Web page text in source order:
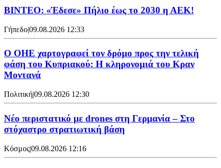
ΒΙΝΤΕΟ: «Έδεσε» Πήλιο έως το 2030 η ΑΕΚ!
Γήπεδο|09.08.2026 12:33
Ο ΟΗΕ χαρτογραφεί τον δρόμο προς την τελική
φάση του Κυπριακού: Η κληρονομιά του Κραν
Μοντανά
Πολιτική|09.08.2026 12:30
Νέο περιστατικό με drones στη Γερμανία – Στο
στόχαστρο στρατιωτική βάση
Κόσμος|09.08.2026 12:16